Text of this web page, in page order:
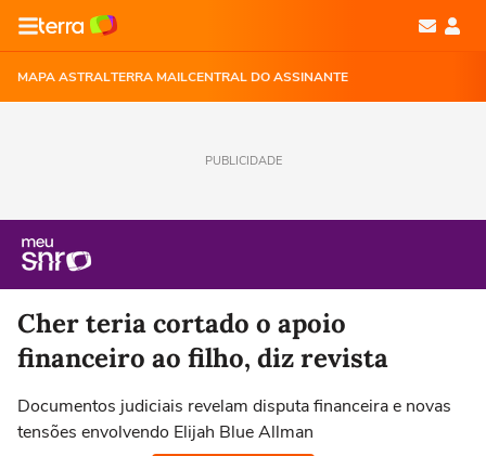
MAPA ASTRALTERRA MAILCENTRAL DO ASSINANTE
PUBLICIDADE
Cher teria cortado o apoio
financeiro ao filho, diz revista
Documentos judiciais revelam disputa financeira e novas
tensões envolvendo Elijah Blue Allman